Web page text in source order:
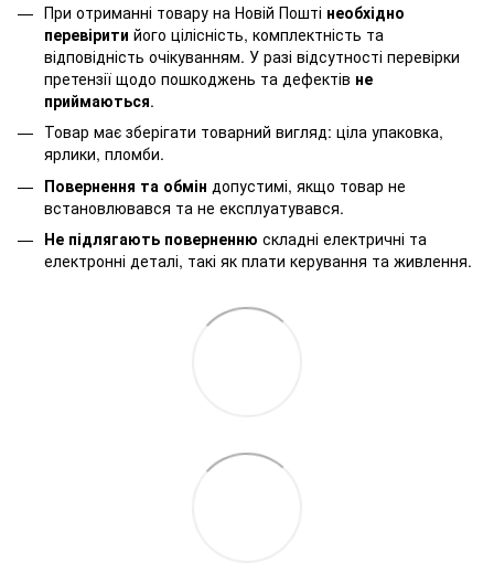
При отриманні товару на Новій Пошті необхідно
перевірити його цілісність, комплектність та
відповідність очікуванням. У разі відсутності перевірки
претензії щодо пошкоджень та дефектів не
приймаються.
Товар має зберігати товарний вигляд: ціла упаковка,
ярлики, пломби.
Повернення та обмін допустимі, якщо товар не
встановлювався та не експлуатувався.
Не підлягають поверненню складні електричні та
електронні деталі, такі як плати керування та живлення.